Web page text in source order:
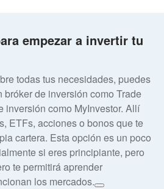
empezar a invertir tu
todas tus necesidades, puedes
bróker de inversión como Trade
inversión como MyInvestor. Allí
ETFs, acciones o bonos que te
cartera. Esta opción es un poco
si eres principiante, pero
te permitirá aprender
los mercados.